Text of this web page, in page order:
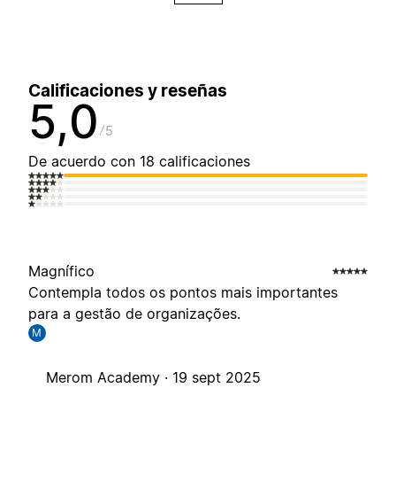
Calificaciones y reseñas
5,0 5
De acuerdo con 18 calificaciones
Magnífico
Contempla todos os pontos mais importantes
para a gestão de organizações.
M
Merom Academy · 19 sept 2025